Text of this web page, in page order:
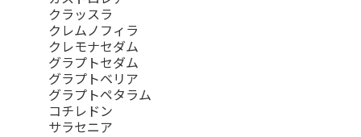
クラッスラ
クレムノフィラ
クレモナセダム
グラプトセダム
グラプトベリア
グラプトペタラム
コチレドン
サラセニア